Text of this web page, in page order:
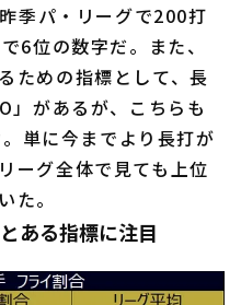
季パ・リーグで200打
6位の数字だ。また、
ための指標として、長
」があるが、こちらも
単に今までより長打が
ーグ全体で見ても上位
た。
ある指標に注目